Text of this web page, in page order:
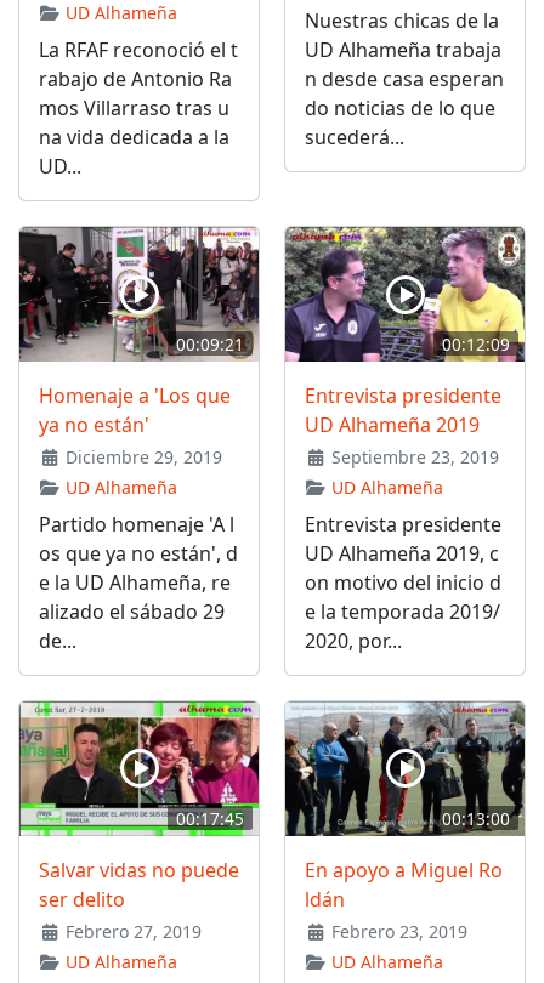
UD Alhameña
La RFAF reconoció el t
rabajo de Antonio Ra
mos Villarraso tras u
na vida dedicada a la
UD...
Nuestras chicas de la
UD Alhameña trabaja
n desde casa esperan
do noticias de lo que
sucederá...
00:09:21
Homenaje a 'Los que
ya no están'
Diciembre 29, 2019
UD Alhameña
Partido homenaje 'A l
os que ya no están', d
e la UD Alhameña, re
alizado el sábado 29
de...
00:12:09
Entrevista presidente
UD Alhameña 2019
Septiembre 23, 2019
UD Alhameña
Entrevista presidente
UD Alhameña 2019, c
on motivo del inicio d
e la temporada 2019/
2020, por...
00:17:45
Salvar vidas no puede
ser delito
Febrero 27, 2019
UD Alhameña
00:13:00
En apoyo a Miguel Ro
ldán
Febrero 23, 2019
UD Alhameña